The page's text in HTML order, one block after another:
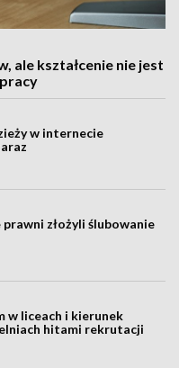
ale kształcenie nie jest
w internecie
złożyli ślubowanie
w liceach i kierunek
hitami rekrutacji